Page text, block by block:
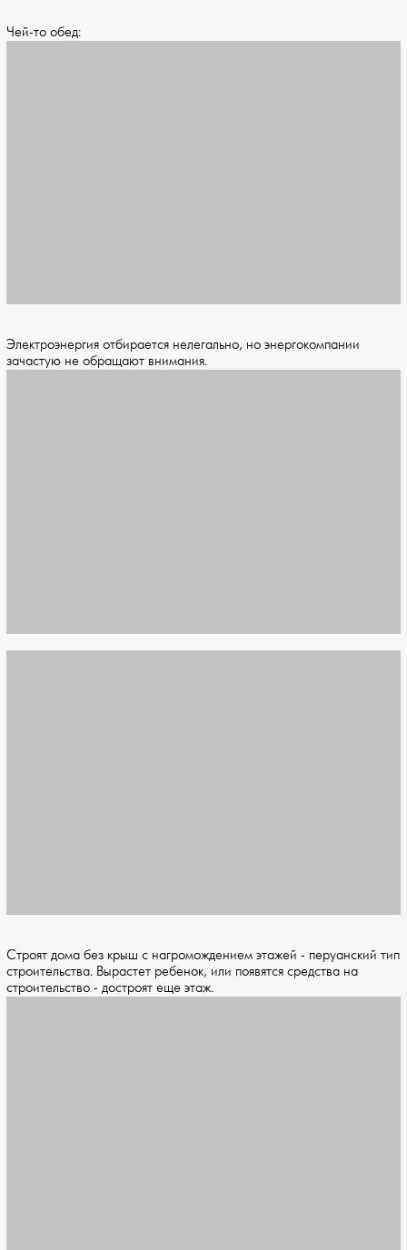
Чей-то обед:
Электроэнергия отбирается нелегально, но энергокомпании
зачастую не обращают внимания.
Строят дома без крыш с нагромождением этажей - перуанский тип
строительства. Вырастет ребенок, или появятся средства на
строительство - достроят еще этаж.